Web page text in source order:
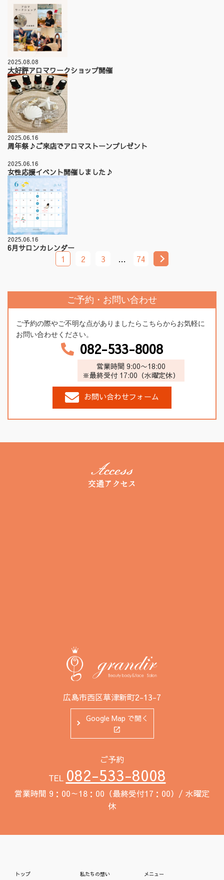
2025.08.08
大好評アロマワークショップ開催
2025.06.16
周年祭♪ご来店でアロマストーンプレゼント
2025.06.16
女性応援イベント開催しました♪
2025.06.16
6月サロンカレンダー
1 2 3 … 74
ご予約・お問い合わせ
ご予約の際やご不明な点がありましたらこちらからお気軽に
お問い合わせください。
082-533-8008
営業時間 9:00〜18:00
※最終受付 17:00（水曜定休）
お問い合わせフォーム
交通アクセス
広島市西区草津新町2-13-7
Google Map で開く
ご予約
TEL 082-533-8008
営業時間 9：00～18：00（最終受付17：00）/ 水曜定
休
トップ 私たちの想い メニュー